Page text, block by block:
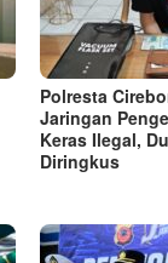
Polresta
Jaringan
Keras Ilegal,
Diringkus